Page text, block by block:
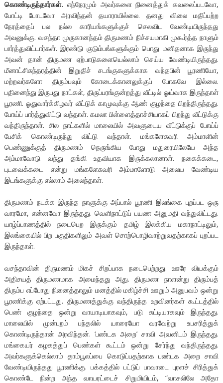
கொண்டிருந்தார்கள். எந்நேரமும் அவர்களை நினைத்துக் கவலைப்படவோ,
போட்டி போடவோ அரவிந்தன் தயாராயில்லை. தனது விலை மதிப்பற்ற
நேரத்தைப் பல நல்ல காரியங்களுக்குச் செலவிட வேண்டியிருந்தது
அவனுக்கு. வசந்தா முருகானந்தம் திருமணம் நிச்சயமாகி முகூர்த்த நாளும்
பார்த்துவிட்டார்கள். இரண்டு குடும்பங்களுக்கும் பொது மனிதனாக இருந்து
அவன் தான் திருமண ஏற்பாடுகளையெல்லாம் செய்ய வேண்டியிருந்தது.
மீனாட்சிசுந்தரத்தின் இறுதிச் சடங்குகளுக்காக வந்தபின் பூரணியோ,
மற்றவர்களோ திரும்பவும் கோடைக்கானலுக்குப் போகவே இல்லை.
பதினைந்து இருபது நாட்கள், திருப்பரங்குன்றத்து வீட்டில் ஓய்வாக இருந்தாள்
பூரணி. ஓதுவார்க்கிழவர் வீட்டுக் காமுவுக்கு ஆண் குழந்தை பிறந்திருந்தது.
போய்ப் பார்த்துவிட்டு வந்தாள். கமலா பிள்ளைத்தாச்சியாகப் பிறந்து வீட்டுக்கு
வந்திருந்தாள். சில நாட்களில் மாலையில் அவளுடைய வீட்டுக்குப் போய்ப்
பேசிக் கொண்டிருந்து விட்டு வந்தாள். மங்களேசுவரி அம்மாளின்
பெண்ணுக்குத் திருமணம் நெருங்கிய போது மதுரையிலேயே அந்த
அம்மாவோடு வந்து தங்கி உதவியாக இருக்கலானாள். நகைக்கடை,
புடவைக்கடை என்று மங்களேசுவரி அம்மாளோடு அலைய வேண்டிய
இடங்களுக்கு எல்லாம் அலைந்தாள்.
திருமணம் நடக்க இருந்த நாளுக்கு அப்பால் பூரணி இலங்கை புறப்பட ஒரு
வாரமோ, என்னவோ இருந்தது. வெளிநாட்டுப் பயண அனுமதி வந்துவிட்டது.
யாழ்ப்பாணத்தில் நடைபெற இருக்கும் தமிழ் இலக்கிய மகாநாட்டிலும்,
இலங்கையில் பிற பகுதிகளிலும் அவள் சொற்பொழிவாற்றுவதற்காகப் புறப்பட
இருந்தாள்.
வசந்தாவின் திருமணம் மிகச் சிறப்பாக நடைபெற்றது. ஊரே வியக்கும்
அதிசயத் திருமணமாக அமைந்தது அது. திருமண நாளன்று திரும்பத்
திரும்ப எப்போது நினைத்தாலும் மனத்தில் மகிழ்ச்சி ஊறும் அனுபவம் ஒன்று
பூரணிக்கு ஏற்பட்டது. திருமணத்துக்கு வந்திருந்த உறவினர்கள் கூட்டத்தில்
பெண் குழந்தை ஒன்று வாயாடியாகவும், படு சுட்டியாகவும் இருந்தது.
மாலையில் முன்புறம் பந்தலில் யாரையோ வரவேற்று உபசரித்துக்
கொண்டிருந்தான் அரவிந்தன். ‘பண்டக அறை’ சாவி அவனிடம் இருந்தது.
மங்கையர் கழகத்துப் பெண்கள் கூட்டம் ஒன்று சேர்ந்து வந்திருந்தது.
அவர்களுக்கெல்லாம் தாம்பூலப்பை கொடுப்பதற்காக பண்டக அறை சாவி
வேண்டியிருந்தது பூரணிக்கு. பக்கத்தில் பட்டுப் பாவாடை புரளச் சிரித்துக்
கொண்டே நின்ற அந்த வாயரட்டைச் சிறுமியிடம், “வாசலிலே அதோ